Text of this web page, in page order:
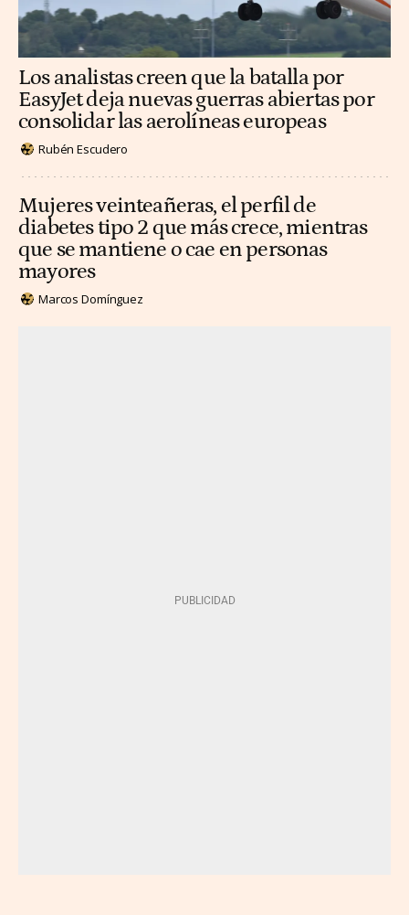
Los analistas creen que la batalla por
EasyJet deja nuevas guerras abiertas por
consolidar las aerolíneas europeas
Rubén Escudero
Mujeres veinteañeras, el perfil de
diabetes tipo 2 que más crece, mientras
que se mantiene o cae en personas
mayores
Marcos Domínguez